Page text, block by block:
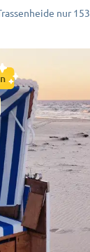
nur 153